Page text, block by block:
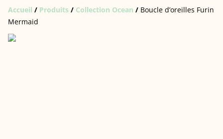
Accueil / Produits / Collection Ocean / Boucle d’oreilles Furin
Mermaid